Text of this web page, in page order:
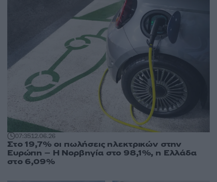
07:3512.06.26
Στο 19,7% οι πωλήσεις ηλεκτρικών στην
Ευρώπη – Η Νορβηγία στο 98,1%, η Ελλάδα
στο 6,09%